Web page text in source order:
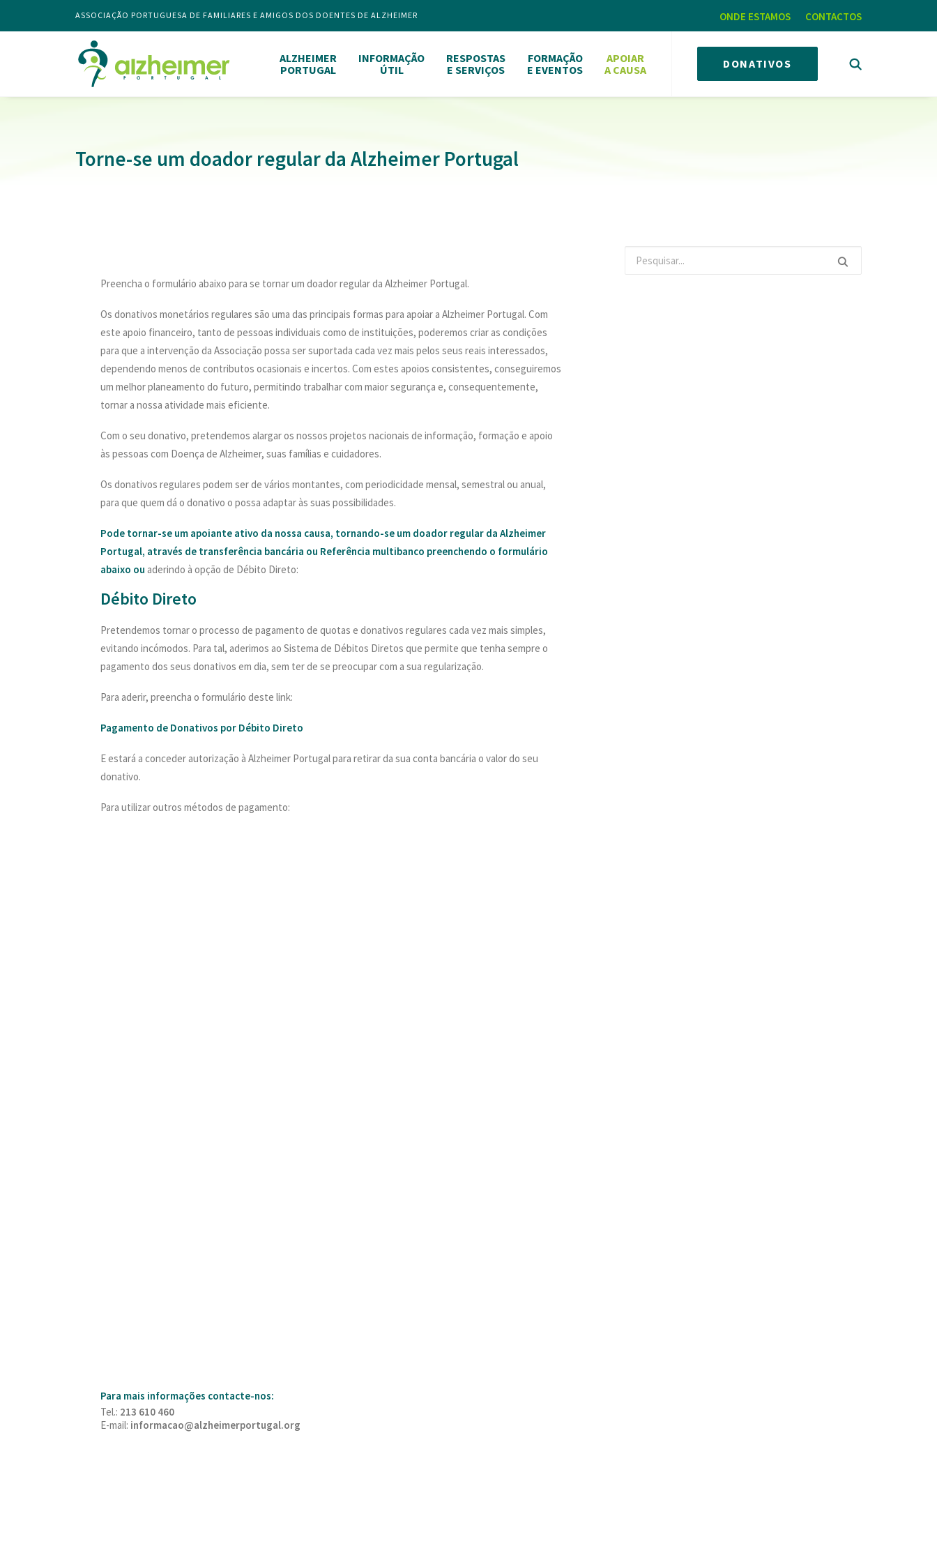
ASSOCIAÇÃO PORTUGUESA DE FAMILIARES E AMIGOS DOS DOENTES DE ALZHEIMER ONDE ESTAMOS CONTACTOS
ALZHEIMER
PORTUGAL
INFORMAÇÃO
ÚTIL
RESPOSTAS
E SERVIÇOS
FORMAÇÃO
E EVENTOS
APOIAR
A CAUSA
DONATIVOS
Torne-se um doador regular da Alzheimer Portugal
Preencha o formulário abaixo para se tornar um doador regular da Alzheimer Portugal.
Os donativos monetários regulares são uma das principais formas para apoiar a Alzheimer Portugal. Com
este apoio financeiro, tanto de pessoas individuais como de instituições, poderemos criar as condições
para que a intervenção da Associação possa ser suportada cada vez mais pelos seus reais interessados,
dependendo menos de contributos ocasionais e incertos. Com estes apoios consistentes, conseguiremos
um melhor planeamento do futuro, permitindo trabalhar com maior segurança e, consequentemente,
tornar a nossa atividade mais eficiente.
Com o seu donativo, pretendemos alargar os nossos projetos nacionais de informação, formação e apoio
às pessoas com Doença de Alzheimer, suas famílias e cuidadores.
Os donativos regulares podem ser de vários montantes, com periodicidade mensal, semestral ou anual,
para que quem dá o donativo o possa adaptar às suas possibilidades.
Pode tornar-se um apoiante ativo da nossa causa, tornando-se um doador regular da Alzheimer
Portugal, através de transferência bancária ou Referência multibanco preenchendo o formulário
abaixo ou aderindo à opção de Débito Direto:
Débito Direto
Pretendemos tornar o processo de pagamento de quotas e donativos regulares cada vez mais simples,
evitando incómodos. Para tal, aderimos ao Sistema de Débitos Diretos que permite que tenha sempre o
pagamento dos seus donativos em dia, sem ter de se preocupar com a sua regularização.
Para aderir, preencha o formulário deste link:
Pagamento de Donativos por Débito Direto
E estará a conceder autorização à Alzheimer Portugal para retirar da sua conta bancária o valor do seu
donativo.
Para utilizar outros métodos de pagamento:
Para mais informações contacte-nos:
Tel.: 213 610 460
E-mail: informacao@alzheimerportugal.org